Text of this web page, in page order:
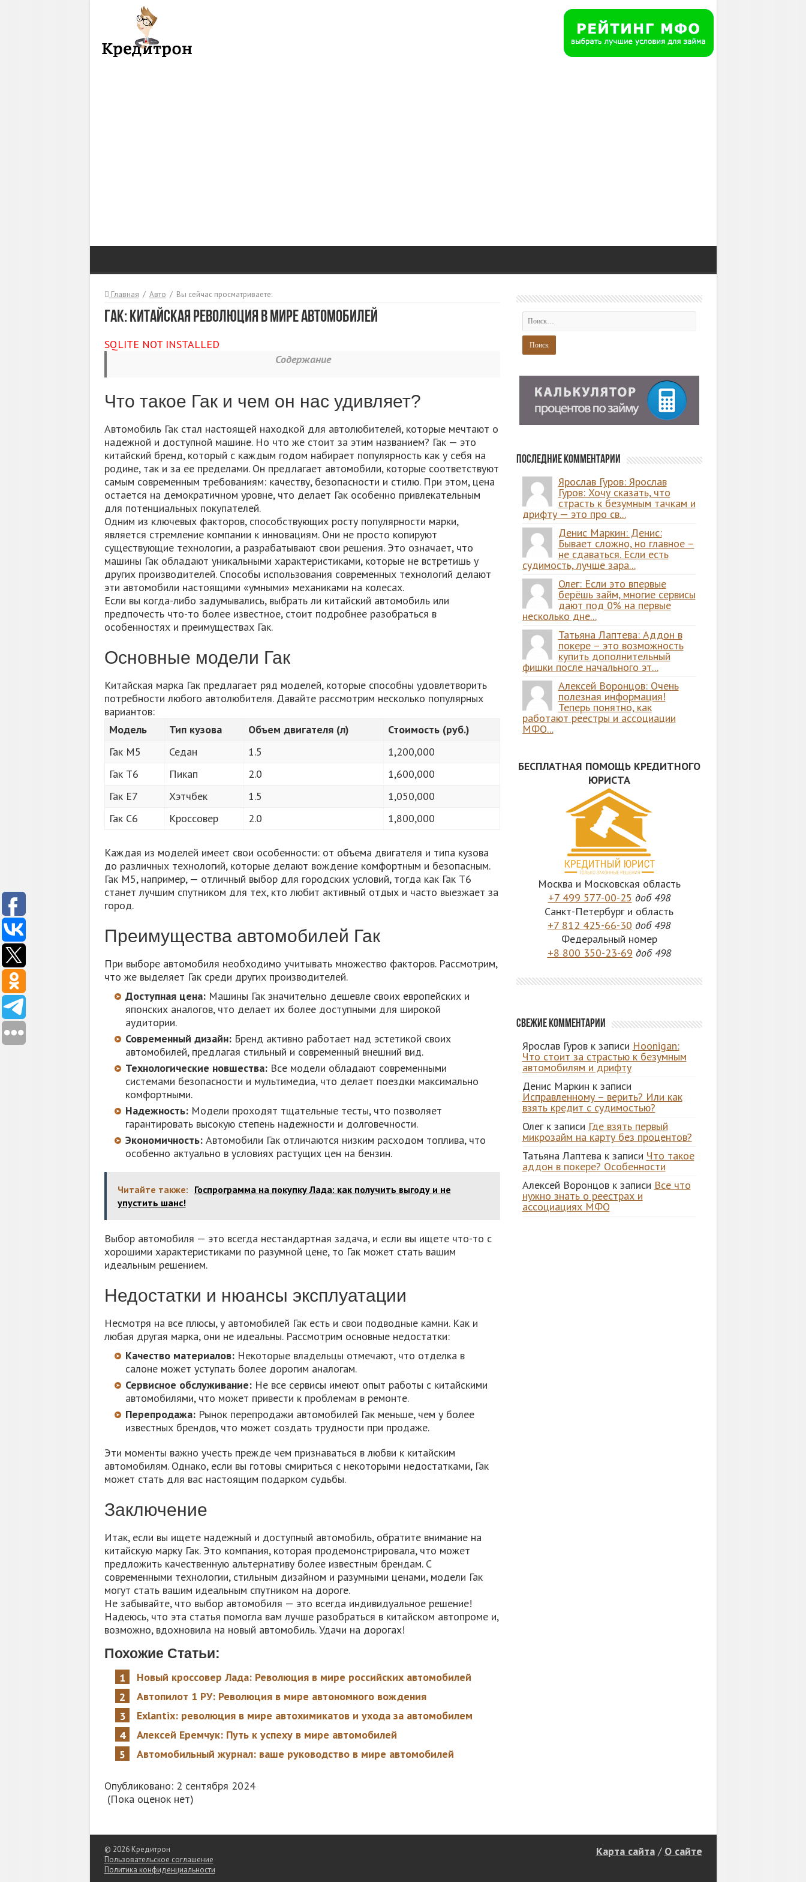
Главная / Авто / Вы сейчас просматриваете:
Гак: китайская революция в мире автомобилей
SQLITE NOT INSTALLED
Содержание
Что такое Гак и чем он нас удивляет?
Автомобиль Гак стал настоящей находкой для автолюбителей, которые мечтают о
надежной и доступной машине. Но что же стоит за этим названием? Гак — это
китайский бренд, который с каждым годом набирает популярность как у себя на
родине, так и за ее пределами. Он предлагает автомобили, которые соответствуют
самым современным требованиям: качеству, безопасности и стилю. При этом, цена
остается на демократичном уровне, что делает Гак особенно привлекательным
для потенциальных покупателей.
Одним из ключевых факторов, способствующих росту популярности марки,
является стремление компании к инновациям. Они не просто копируют
существующие технологии, а разрабатывают свои решения. Это означает, что
машины Гак обладают уникальными характеристиками, которые не встретишь у
других производителей. Способы использования современных технологий делают
эти автомобили настоящими «умными» механиками на колесах.
Если вы когда-либо задумывались, выбрать ли китайский автомобиль или
предпочесть что-то более известное, стоит подробнее разобраться в
особенностях и преимуществах Гак.
Основные модели Гак
Китайская марка Гак предлагает ряд моделей, которые способны удовлетворить
потребности любого автолюбителя. Давайте рассмотрим несколько популярных
вариантов:
Модель
Тип кузова Объем двигателя (л)
Стоимость (руб.)
Гак М5
Седан 1.5
1,200,000
Гак Т6
Пикап 2.0
1,600,000
Гак Е7
Хэтчбек 1.5
1,050,000
Гак С6
Кроссовер 2.0 1,800,000
Каждая из моделей имеет свои особенности: от объема двигателя и типа кузова
до различных технологий, которые делают вождение комфортным и безопасным.
Гак М5, например, — отличный выбор для городских условий, тогда как Гак Т6
станет лучшим спутником для тех, кто любит активный отдых и часто выезжает за
город.
Преимущества автомобилей Гак
При выборе автомобиля необходимо учитывать множество факторов. Рассмотрим,
что же выделяет Гак среди других производителей.
Доступная цена:Машины Гак значительно дешевле своих европейских и
японских аналогов, что делает их более доступными для широкой
аудитории.
Современный дизайн:Бренд активно работает над эстетикой своих
автомобилей, предлагая стильный и современный внешний вид.
Технологические новшества:Все модели обладают современными
системами безопасности и мультимедиа, что делает поездки максимально
комфортными.
Надежность:Модели проходят тщательные тесты, что позволяет
гарантировать высокую степень надежности и долговечности.
Экономичность:Автомобили Гак отличаются низким расходом топлива, что
особенно актуально в условиях растущих цен на бензин.
Читайте также: Госпрограмма на покупку Лада: как получить выгоду и не
упустить шанс!
Выбор автомобиля — это всегда нестандартная задача, и если вы ищете что-то с
хорошими характеристиками по разумной цене, то Гак может стать вашим
идеальным решением.
Недостатки и нюансы эксплуатации
Несмотря на все плюсы, у автомобилей Гак есть и свои подводные камни. Как и
любая другая марка, они не идеальны. Рассмотрим основные недостатки:
Качество материалов:Некоторые владельцы отмечают, что отделка в
салоне может уступать более дорогим аналогам.
Сервисное обслуживание:Не все сервисы имеют опыт работы с китайскими
автомобилями, что может привести к проблемам в ремонте.
Перепродажа:Рынок перепродажи автомобилей Гак меньше, чем у более
известных брендов, что может создать трудности при продаже.
Эти моменты важно учесть прежде чем признаваться в любви к китайским
автомобилям. Однако, если вы готовы смириться с некоторыми недостатками, Гак
может стать для вас настоящим подарком судьбы.
Заключение
Итак, если вы ищете надежный и доступный автомобиль, обратите внимание на
китайскую марку Гак. Это компания, которая продемонстрировала, что может
предложить качественную альтернативу более известным брендам. С
современными технологии, стильным дизайном и разумными ценами, модели Гак
могут стать вашим идеальным спутником на дороге.
Не забывайте, что выбор автомобиля — это всегда индивидуальное решение!
Надеюсь, что эта статья помогла вам лучше разобраться в китайском автопроме и,
возможно, вдохновила на новый автомобиль. Удачи на дорогах!
Похожие Статьи:
Новый кроссовер Лада: Революция в мире российских автомобилей
Автопилот 1 РУ: Революция в мире автономного вождения
Exlantix: революция в мире автохимикатов и ухода за автомобилем
Алексей Еремчук: Путь к успеху в мире автомобилей
Автомобильный журнал: ваше руководство в мире автомобилей
Опубликовано: 2 сентября 2024
(Пока оценок нет)
Последние комментарии
Ярослав Гуров: Ярослав
Гуров: Хочу сказать, что
страсть к безумным тачкам и
дрифту — это про св...
Денис Маркин: Денис:
Бывает сложно, но главное –
не сдаваться. Если есть
судимость, лучше зара...
Олег: Если это впервые
берёшь займ, многие сервисы
дают под 0% на первые
несколько дне...
Татьяна Лаптева: Аддон в
покере – это возможность
купить дополнительный
фишки после начального эт...
Алексей Воронцов: Очень
полезная информация!
Теперь понятно, как
работают реестры и ассоциации
МФО...
БЕСПЛАТНАЯ ПОМОЩЬ КРЕДИТНОГО
ЮРИСТА
Москва и Московская область
+7 499 577-00-25 доб 498
Санкт-Петербург и область
+7 812 425-66-30 доб 498
Федеральный номер
+8 800 350-23-69 доб 498
Свежие комментарии
Ярослав Гуровк записи Hoonigan:
Что стоит за страстью к безумным
автомобилям и дрифту
Денис Маркин к записи
Исправленному – верить? Или как
взять кредит с судимостью?
Олегк записи Где взять первый
микрозайм на карту без процентов?
Татьяна Лаптевак записи Что такое
аддон в покере? Особенности
Алексей Воронцовк записи Все что
нужно знать о реестрах и
ассоциациях МФО
Карта сайта/ О сайте
© 2026 Кредитрон
Пользовательское соглашение
Политика конфиденциальности